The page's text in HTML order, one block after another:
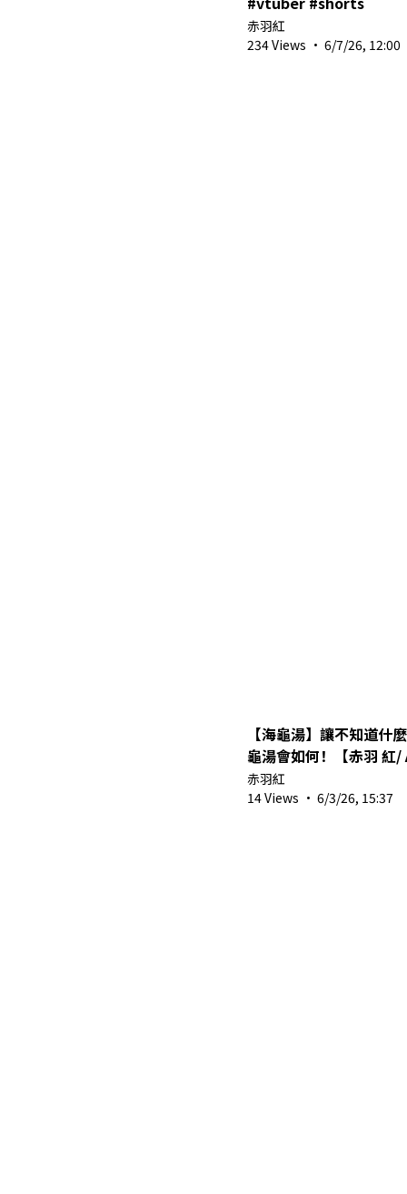
赤羽紅
234 Views · 6/7/26, 12:00
【海龜湯】讓不知道什
龜湯會如何！【赤羽
w/Reo, Jelly, YangSu
赤羽紅
14 Views · 6/3/26, 15:37